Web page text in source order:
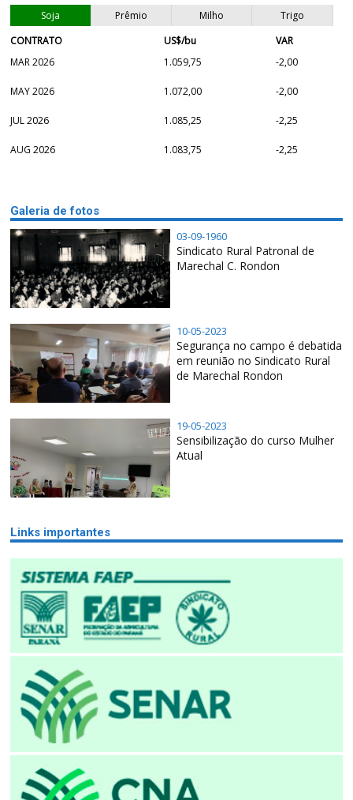
Soja Prêmio Milho
Trigo
CONTRATO
US$/bu
VAR
MAR 2026
1.059,75 -2,00
MAY 2026 1.072,00 -2,00
JUL 2026 1.085,25 -2,25
AUG 2026 1.083,75 -2,25
Galeria de fotos
03-09-1960
Sindicato Rural Patronal de
Marechal C. Rondon
10-05-2023
Segurança no campo é debatida
em reunião no Sindicato Rural
de Marechal Rondon
19-05-2023
Sensibilização do curso Mulher
Atual
Links importantes